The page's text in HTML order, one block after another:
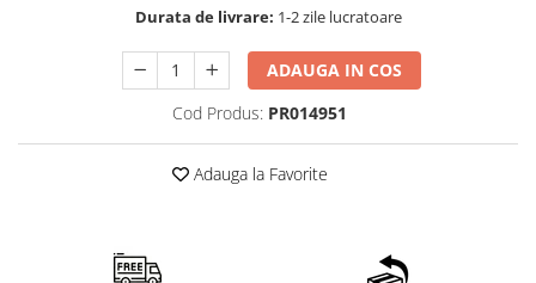
Durata de livrare: 1-2 zile lucratoare
ADAUGA IN COS
Cod Produs: PR014951
Adauga la Favorite